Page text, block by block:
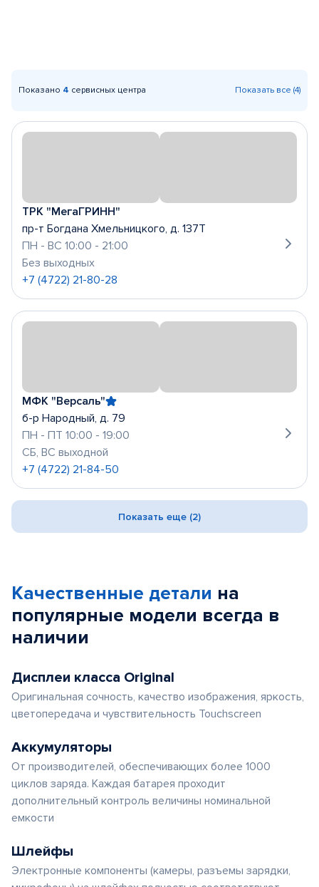
Показано 4 сервисных центра Показать все (4)
ТРК "МегаГРИНН"
пр-т Богдана Хмельницкого, д. 137Т
ПН - ВС 10:00 - 21:00
Без выходных
+7 (4722) 21-80-28
МФК "Версаль"
б-р Народный, д. 79
ПН - ПТ 10:00 - 19:00
СБ, ВС выходной
+7 (4722) 21-84-50
Показать еще (2)
Качественные детали на
популярные модели всегда в
наличии
Дисплеи класса Original
Оригинальная сочность, качество изображения, яркость,
цветопередача и чувствительность Touchscreen
Аккумуляторы
От производителей, обеспечивающих более 1000
циклов заряда. Каждая батарея проходит
дополнительный контроль величины номинальной
емкости
Шлейфы
Электронные компоненты (камеры, разъемы зарядки,